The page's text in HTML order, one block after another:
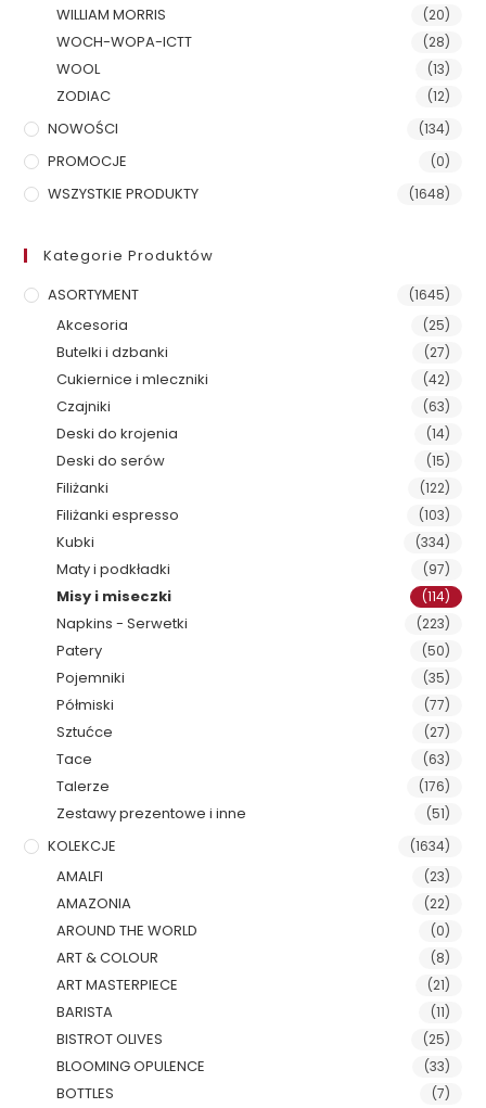
WILLIAM MORRIS (20)
WOCH-WOPA-ICTT (28)
WOOL (13)
ZODIAC (12)
NOWOŚCI (134)
PROMOCJE (0)
WSZYSTKIE PRODUKTY (1648)
Kategorie Produktów
ASORTYMENT
(1645)
Akcesoria (25)
Butelki i dzbanki (27)
Cukiernice i mleczniki (42)
Czajniki (63)
Deski do krojenia (14)
Deski do serów (15)
Filiżanki (122)
Filiżanki espresso (103)
Kubki (334)
Maty i podkładki (97)
Misy i miseczki (114)
Napkins - Serwetki (223)
Patery (50)
Pojemniki (35)
Półmiski (77)
Sztućce (27)
Tace (63)
Talerze (176)
Zestawy prezentowe i inne (51)
KOLEKCJE (1634)
AMALFI (23)
AMAZONIA (22)
AROUND THE WORLD (0)
ART & COLOUR (8)
ART MASTERPIECE (21)
BARISTA (11)
BISTROT OLIVES (25)
BLOOMING OPULENCE (33)
BOTTLES (7)